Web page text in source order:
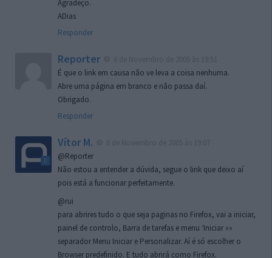
Agradeço.
ADias
Responder
Reporter
É que o link em causa não ve leva a coisa nenhuma.
Abre uma página em branco e não passa daí.
Obrigado.
Responder
Vítor M.
@Reporter
Não estou a entender a dúvida, segue o link que deixo aí
pois está a funcionar perfeitamente.
@rui
para abrires tudo o que seja paginas no Firefox, vai a iniciar,
painel de controlo, Barra de tarefas e menu ‘Iniciar »»
separador Menu Iniciar e Personalizar. Aí é só escolher o
Browser predefinido. E tudo abrirá como Firefox.